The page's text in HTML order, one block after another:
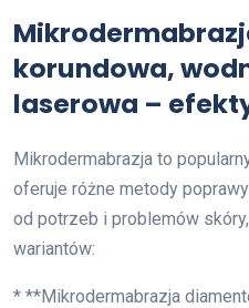
korundowa,
laserowa –
Mikrodermabrazja to
oferuje różne metody
od potrzeb i problemów
wariantów:
* **Mikrodermabrazja